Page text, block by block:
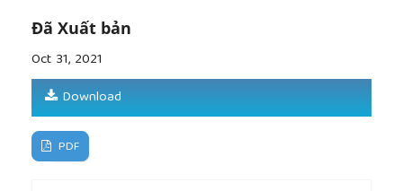
agriculture sector: trends, determinants and
[12]Galan, Benito & Vencente, “Factors determining
the location decisions of Spanish MNEs: an
analysic based on the investment development
path”, Journal of International Business Studies,
Vol. 38 (6), 2007, pp. 975 - 997.
[13]
Đã Xuất bản
Oct 31, 2021
Download
PDF